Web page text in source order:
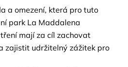
a omezení, která pro tuto
park La Maddalena
mají za cíl zachovat
zajistit udržitelný zážitek pro